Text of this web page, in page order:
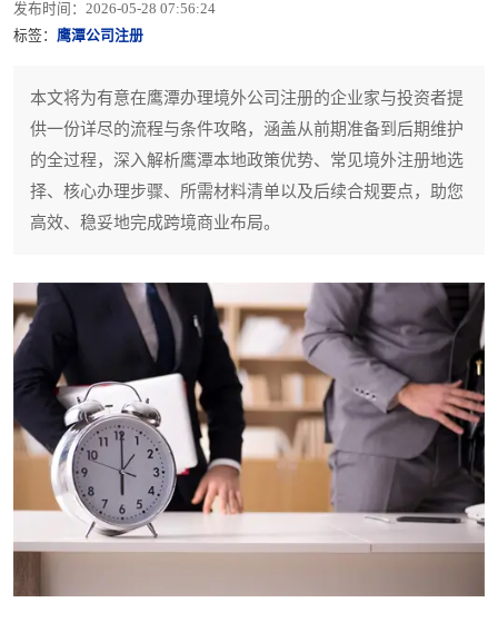
发布时间：2026-05-28 07:56:24
标签： 鹰潭公司注册
本文将为有意在鹰潭办理境外公司注册的企业家与投资者提
供一份详尽的流程与条件攻略，涵盖从前期准备到后期维护
的全过程，深入解析鹰潭本地政策优势、常见境外注册地选
择、核心办理步骤、所需材料清单以及后续合规要点，助您
高效、稳妥地完成跨境商业布局。